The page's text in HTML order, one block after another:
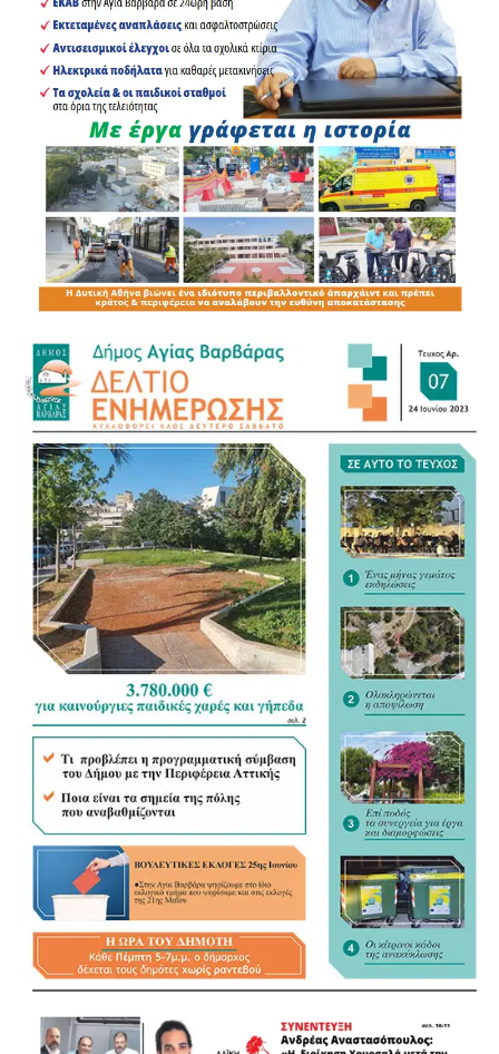
Κλείνοντας, ο Δήμαρχος Κορυδαλλού αναφέρθηκε με
θερμά λόγια στη Σαλαμίνα, χαρακτηρίζοντάς την «πάρα
πολύ όμορφο νησί» και εκφράζοντας την πρόθεσή του να
την επισκεφθεί κατά τη διάρκεια του καλοκαιριού.
Πρόγραμμα
Αναπαραγωγής
Βίντεο